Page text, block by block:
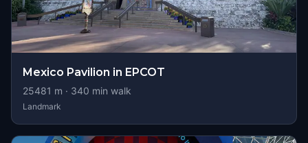
Mexico Pavilion in EPCOT
25481 m · 340 min walk
Landmark